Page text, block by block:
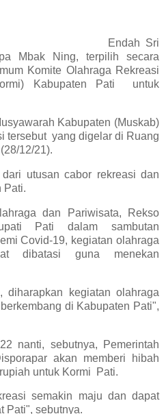
Sri
Mbak Ning, terpilih secara
Komite Olahraga Rekreasi
Kabupaten Pati untuk
Kabupaten (Muskab)
tersebut yang digelar di Ruang
12/21).
utusan cabor rekreasi dan
Pati.
dan Pariwisata, Rekso
Pati dalam sambutan
Covid-19, kegiatan olahraga
dibatasi guna menekan
kegiatan olahraga
di Kabupaten Pati",
nanti, sebutnya, Pemerintah
akan memberi hibah
untuk Kormi Pati.
semakin maju dan dapat
Pati", sebutnya.